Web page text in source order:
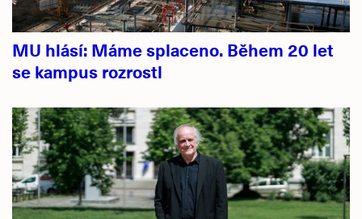
MU hlásí: Máme splaceno. Během 20 let
se kampus rozrostl